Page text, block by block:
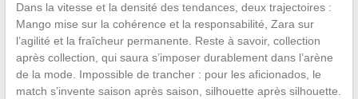
Dans la vitesse et la densité des tendances, deux trajectoires :
Mango mise sur la cohérence et la responsabilité, Zara sur
l’agilité et la fraîcheur permanente. Reste à savoir, collection
après collection, qui saura s’imposer durablement dans l’arène
de la mode. Impossible de trancher : pour les aficionados, le
match s’invente saison après saison, silhouette après silhouette.